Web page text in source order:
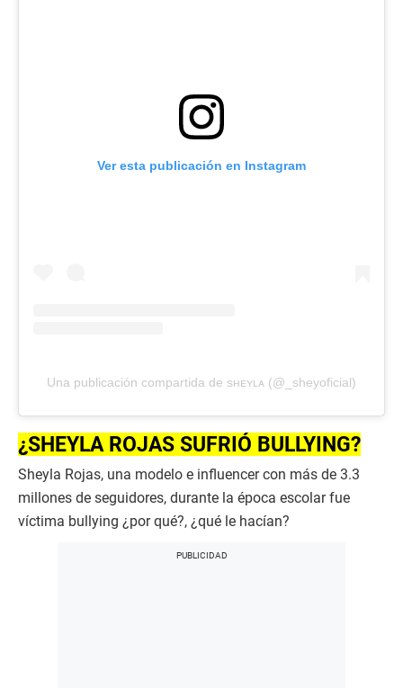
Ver esta publicación en Instagram
Una publicación compartida de sʜᴇʏʟᴀ (@_sheyoficial)
¿SHEYLA ROJAS SUFRIÓ BULLYING?
Sheyla Rojas, una modelo e influencer con más de 3.3
millones de seguidores, durante la época escolar fue
víctima bullying ¿por qué?, ¿qué le hacían?